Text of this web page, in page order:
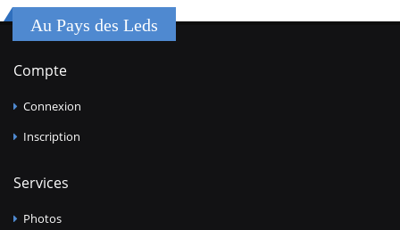
Au Pays des Leds
Compte
Connexion
Inscription
Services
Photos